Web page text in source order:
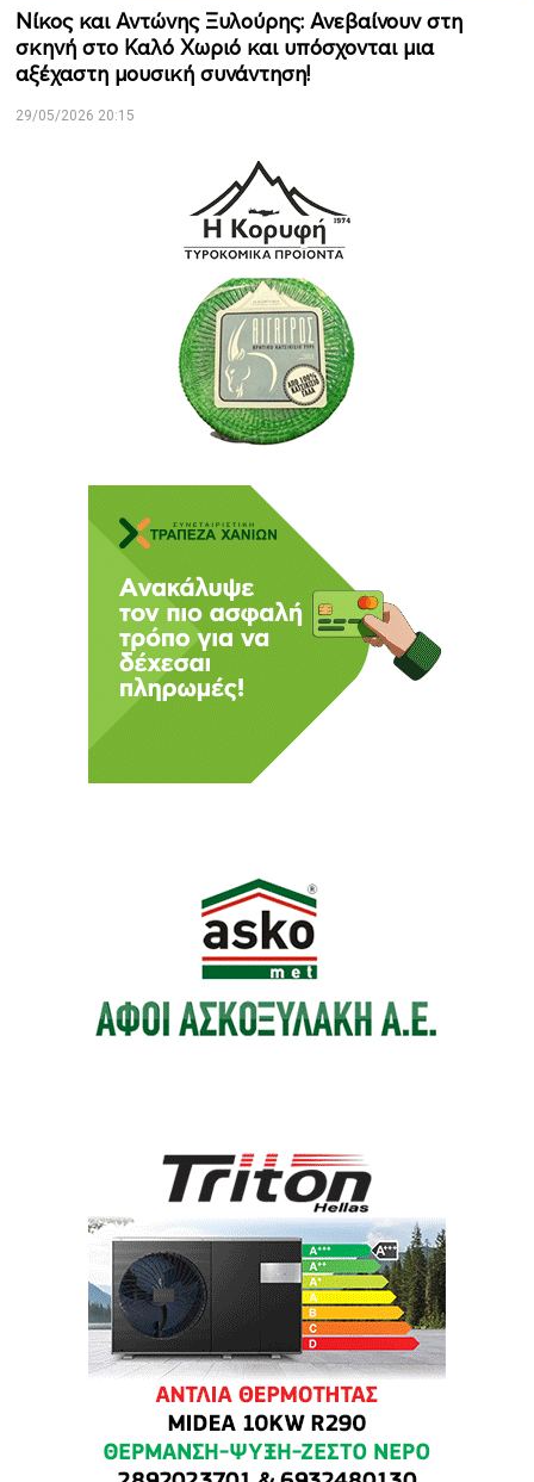
Νίκος και Αντώνης Ξυλούρης: Ανεβαίνουν στη
σκηνή στο Καλό Χωριό και υπόσχονται μια
αξέχαστη μουσική συνάντηση!
29/05/2026 20:15